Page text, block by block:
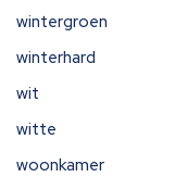
wintergroen
winterhard
wit
witte
woonkamer